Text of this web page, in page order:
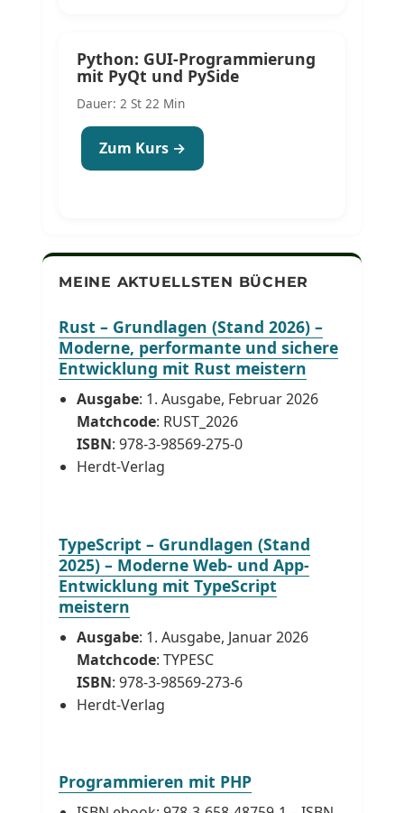
Python: GUI-Programmierung
mit PyQt und PySide
Dauer: 2 St 22 Min
Zum Kurs →
MEINE AKTUELLSTEN BÜCHER
Rust – Grundlagen (Stand 2026) –
Moderne, performante und sichere
Entwicklung mit Rust meistern
Ausgabe: 1. Ausgabe, Februar 2026
Matchcode: RUST_2026
ISBN: 978-3-98569-275-0
Herdt-Verlag
TypeScript – Grundlagen (Stand
2025) – Moderne Web- und App-
Entwicklung mit TypeScript
meistern
Ausgabe: 1. Ausgabe, Januar 2026
Matchcode: TYPESC
ISBN: 978-3-98569-273-6
Herdt-Verlag
Programmieren mit PHP